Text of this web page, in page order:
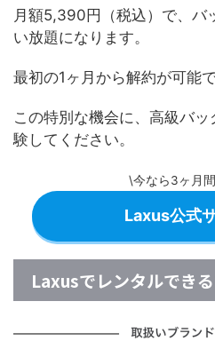
月額5,390円（税込）で、バ
い放題になります。
最初の1ヶ月から解約が可能で
この特別な機会に、高級バ
験してください。
\今なら3ヶ月
Laxus公式
Laxusでレンタルでき